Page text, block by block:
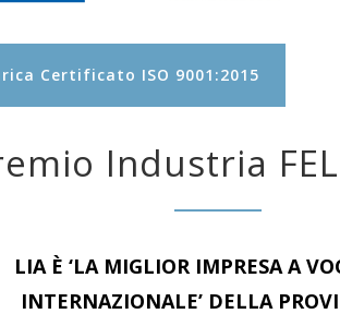
Certificato ISO 9001:2015
Industria
LIA È ‘LA MIGLIOR IMPRESA A
INTERNAZIONALE’ DELLA